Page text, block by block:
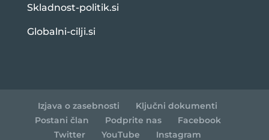
Skladnost-politik.si
Globalni-cilji.si
Izjava o zasebnosti
Ključni dokumenti
Postani član
Podprite nas
Facebook
Twitter
YouTube Instagram